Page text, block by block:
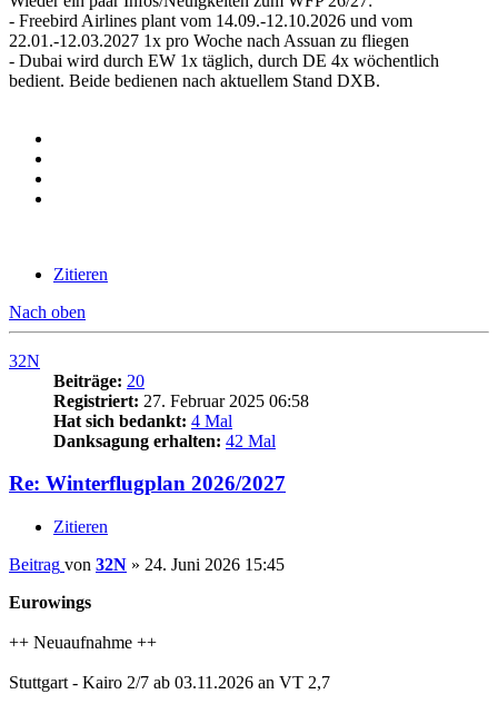
- Freebird Airlines plant vom 14.09.-12.10.2026 und vom
22.01.-12.03.2027 1x pro Woche nach Assuan zu fliegen
- Dubai wird durch EW 1x täglich, durch DE 4x wöchentlich
bedient. Beide bedienen nach aktuellem Stand DXB.
Zitieren
Nach oben
32N
Beiträge: 20
Registriert: 27. Februar 2025 06:58
Hat sich bedankt: 4 Mal
Danksagung erhalten: 42 Mal
Re: Winterflugplan 2026/2027
Zitieren
Beitrag von 32N » 24. Juni 2026 15:45
Eurowings
++ Neuaufnahme ++
Stuttgart - Kairo 2/7 ab 03.11.2026 an VT 2,7